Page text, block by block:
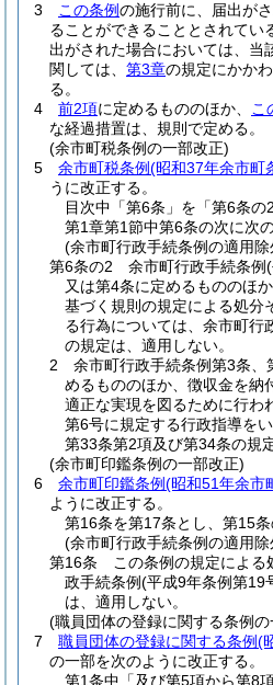
3
この条例の施行前に、届出が
ることができることとされてい
出がされた場合においては、当
関しては、 第3章の規定にかか
る。
4
前2項に定めるもののほか、 こ
な経過措置は、規則で定める。
(余市町税条例の一部改正)
5
余市町税条例(昭和37年余市町
うに改正する。
目次中「第6条」を「第6条の
第1章第1節中第6条の次に次
(余市町行政手続条例の適用除
第6条の2
余市町行政手続条例
又は第4条に定めるもののほ
基づく規則の規定による処分
る行為については、余市町行
の規定は、適用しない。
2
余市町行政手続条例第3条
めるもののほか、徴収金を納
適正な実現を図るために行わ
第6号に規定する行政指導を
第33条第2項及び第34条の規
(余市町印鑑条例の一部改正)
6
余市町印鑑条例(昭和51年余市
ように改正する。
第16条を第17条とし、第15条
(余市町行政手続条例の適用除
第16条
この条例の規定によ
政手続条例(平成9年条例第19
は、適用しない。
(職員団体の登録に関する条例
7
職員団体の登録に関する条例(
の一部を次のように改正する。
第1条中「及び第5項から第8